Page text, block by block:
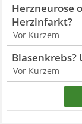
Herzneurose
Herzinfarkt?
Vor Kurzem
Blasenkrebs?
Vor Kurzem